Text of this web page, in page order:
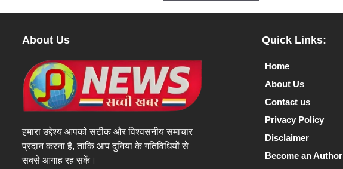
About Us
हमारा उद्देश्य आपको सटीक और विश्वसनीय समाचार
प्रदान करना है, ताकि आप दुनिया के गतिविधियों से
सबसे आगाह रह सकें।
Quick Links:
Home
About Us
Contact us
Privacy Policy
Disclaimer
Become an Author